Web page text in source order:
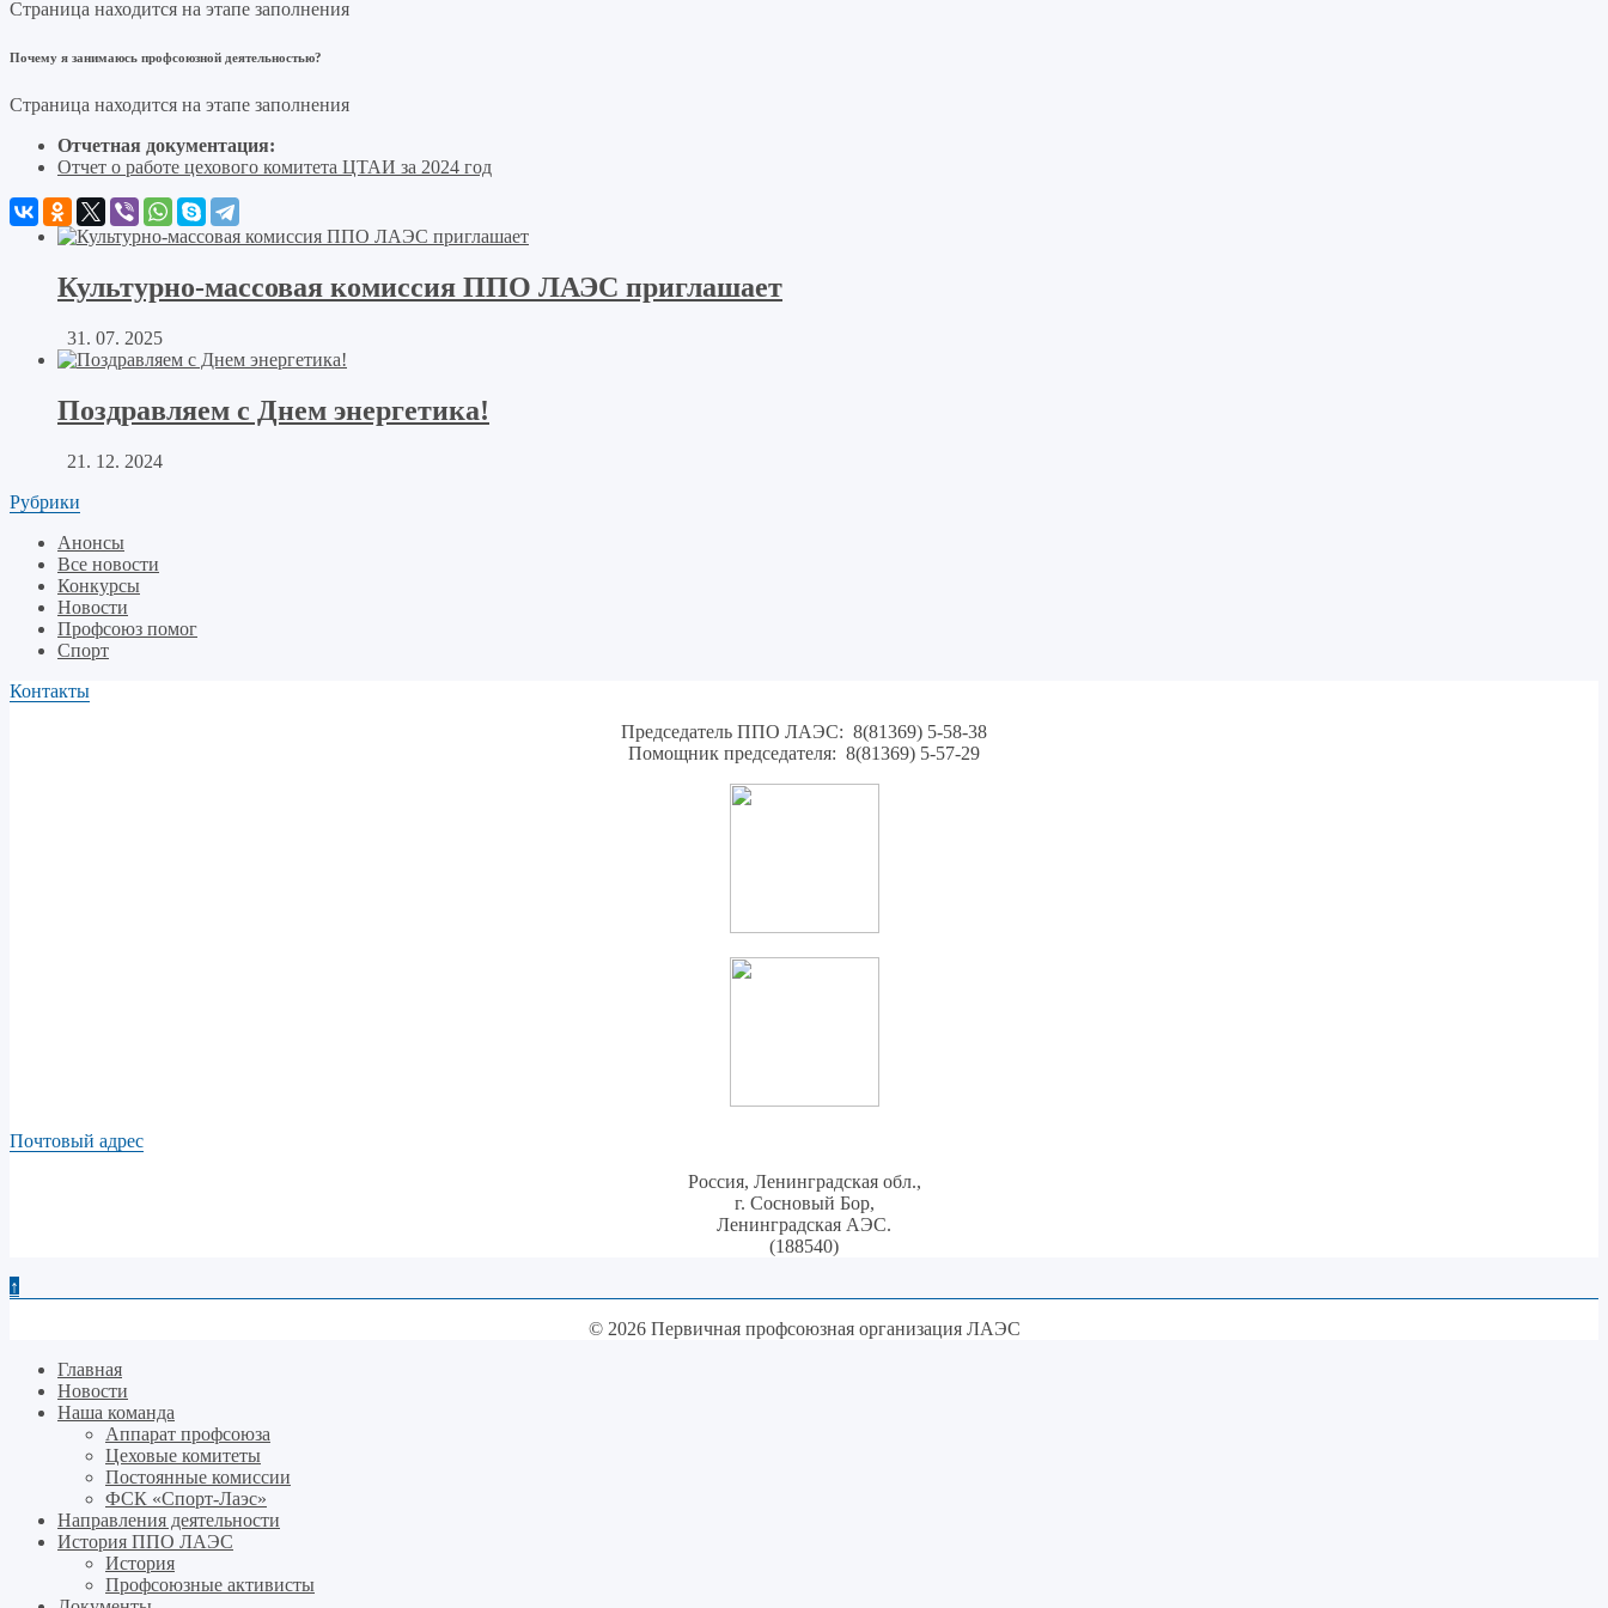
Страница находится на этапе заполнения
Почему я занимаюсь профсоюзной деятельностью?
Страница находится на этапе заполнения
Отчетная документация:
Отчет о работе цехового комитета ЦТАИ за 2024 год
Культурно-массовая комиссия ППО ЛАЭС приглашает
31. 07. 2025
Поздравляем с Днем энергетика!
21. 12. 2024
Рубрики
Анонсы
Все новости
Конкурсы
Новости
Профсоюз помог
Спорт
Контакты
Председатель ППО ЛАЭС: 8(81369) 5-58-38
Помощник председателя: 8(81369) 5-57-29
Почтовый адрес
Россия, Ленинградская обл.,
г. Сосновый Бор,
Ленинградская АЭС.
(188540)
↑
© 2026 Первичная профсоюзная организация ЛАЭС
Главная
Новости
Наша команда
Аппарат профсоюза
Цеховые комитеты
Постоянные комиссии
ФСК «Спорт-Лаэс»
Направления деятельности
История ППО ЛАЭС
История
Профсоюзные активисты